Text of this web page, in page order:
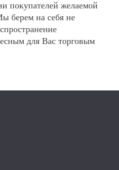
покупателей желаемой
берем на себя не
для Вас торговым